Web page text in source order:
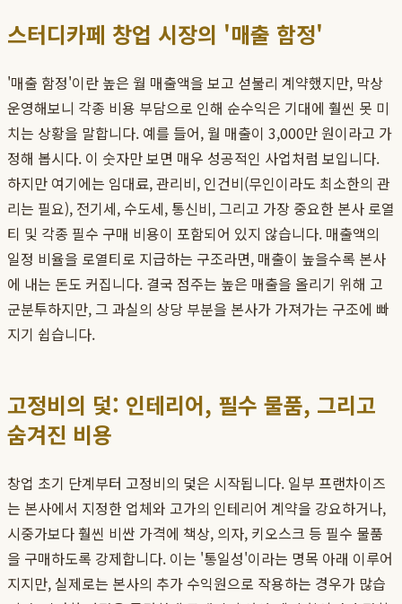
스터디카페 창업 시장의 '매출 함정'
'매출 함정'이란 높은 월 매출액을 보고 섣불리 계약했지만, 막상
운영해보니 각종 비용 부담으로 인해 순수익은 기대에 훨씬 못 미
치는 상황을 말합니다. 예를 들어, 월 매출이 3,000만 원이라고 가
정해 봅시다. 이 숫자만 보면 매우 성공적인 사업처럼 보입니다.
하지만 여기에는 임대료, 관리비, 인건비(무인이라도 최소한의 관
리는 필요), 전기세, 수도세, 통신비, 그리고 가장 중요한 본사 로열
티 및 각종 필수 구매 비용이 포함되어 있지 않습니다. 매출액의
일정 비율을 로열티로 지급하는 구조라면, 매출이 높을수록 본사
에 내는 돈도 커집니다. 결국 점주는 높은 매출을 올리기 위해 고
군분투하지만, 그 과실의 상당 부분을 본사가 가져가는 구조에 빠
지기 쉽습니다.
고정비의 덫: 인테리어, 필수 물품, 그리고
숨겨진 비용
창업 초기 단계부터 고정비의 덫은 시작됩니다. 일부 프랜차이즈
는 본사에서 지정한 업체와 고가의 인테리어 계약을 강요하거나,
시중가보다 훨씬 비싼 가격에 책상, 의자, 키오스크 등 필수 물품
을 구매하도록 강제합니다. 이는 '통일성'이라는 명목 아래 이루어
지지만, 실제로는 본사의 추가 수익원으로 작용하는 경우가 많습